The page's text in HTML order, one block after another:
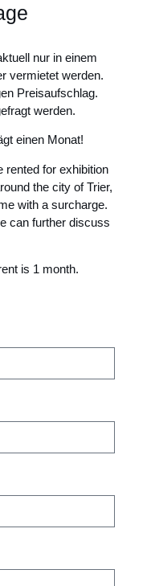
nur in einem
vermietet werden.
Preisaufschlag.
werden.
einen Monat!
rented for exhibition
the city of Trier,
with a surcharge.
can further discuss
is 1 month.